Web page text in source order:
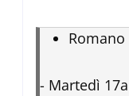
Romano
- Martedì